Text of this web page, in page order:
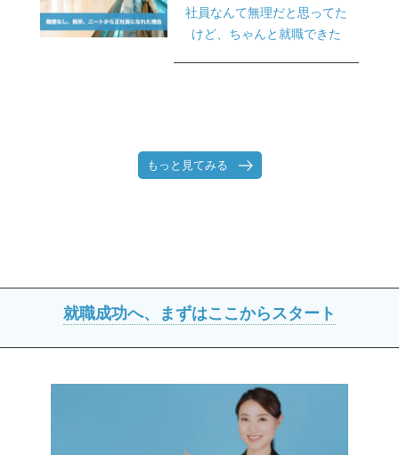
社員なんて無理だと思ってた
けど、ちゃんと就職できた
もっと見てみる
就職成功へ、まずはここからスタート